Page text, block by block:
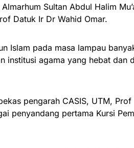
Sultan Abdul Halim
Datuk Ir Dr Wahid Omar.
Islam pada masa lampau
institusi agama yang hebat dan
pengarah CASIS, UTM,
penyandang pertama Kursi